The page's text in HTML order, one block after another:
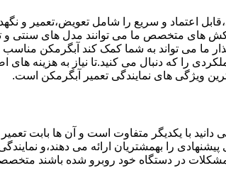
اعتماد و سریع را شامل تعویض،تعمیر و
های متخصص ما می توانند مدل های سنتی و
گذار ما می تواند به شما کمک کند آبگرمکن
را که دنبال می کنید.تا نیاز به هزینه های
ویژگی های نمایندگی تعمیر آبگرمکن است.
با یکدیگر متفاوت است و آن ها بابت
پیشنهادی را بهمشتریان ارائه می دهند،و
در دستگاه خود روبرو شده باشند